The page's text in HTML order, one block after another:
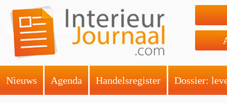
Nieuws Agenda Handelsregister Dossier: